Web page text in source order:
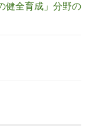
全育成」分野の